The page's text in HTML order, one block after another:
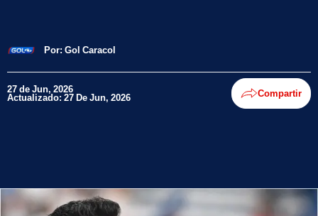
Por: Gol Caracol
27 de Jun, 2026
Actualizado: 27 De Jun, 2026 Compartir